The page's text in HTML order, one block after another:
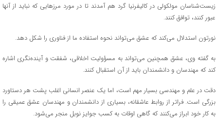
زیست‌شناسان مولکولی در کالیفرنیا گرد هم آمدند تا در مورد مرزهایی که نباید از آنها
عبور کنند، توافق کنند.
نورتون استدلال می‌کند که عشق می‌تواند نحوه استفاده ما از فناوری را شکل دهد.
به گفته وی، عشق همچنین می‌تواند به مسؤولیت اخلاقی، شفقت و آینده‌نگری اشاره
کند که مهندسان و دانشمندان باید از آن استقبال کنند.
دقت در علم و مهندسی بسیار مهم است، اما یک عنصر انسانی اغلب پشت هر دستاورد
بزرگی است. فراتر از روابط عاشقانه، بسیاری از دانشمندان و مهندسان عشق عمیقی را
به کار خود ابراز می‌کنند که گاهی اوقات به کسب جوایز نوبل منجر می‌شود.